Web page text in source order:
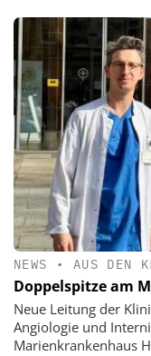
NEWS • AUS DEN
Doppelspitze am
Neue Leitung der
Angiologie und
Marienkrankenhaus